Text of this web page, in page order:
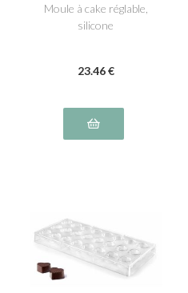
Moule à cake réglable,
silicone
23.46 €